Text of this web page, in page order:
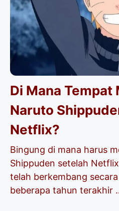
Di Mana Tempat
Naruto
Netflix?
Bingung di mana harus
Shippuden setelah
telah berkembang
beberapa tahun terakhir